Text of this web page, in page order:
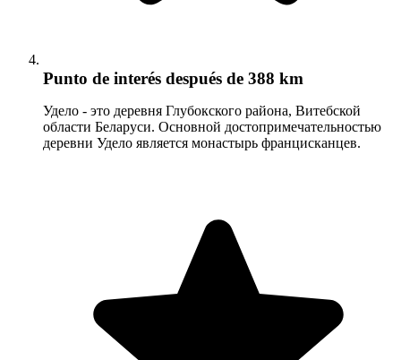
Punto de interés después de 388 km
Удело - это деревня Глубокского района, Витебской
области Беларуси. Основной достопримечательностью
деревни Удело является монастырь францисканцев.